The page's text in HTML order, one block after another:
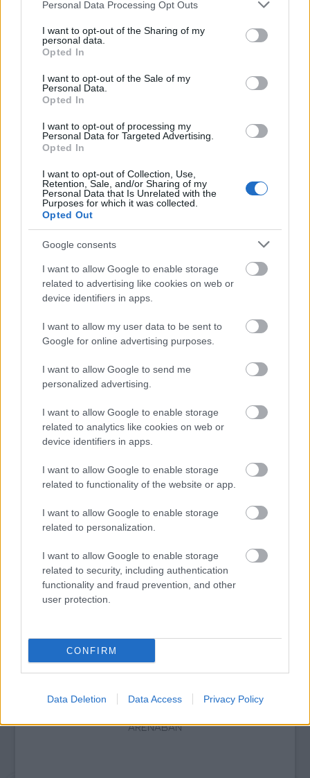
not limited to your visit or usage behaviour. You may click to
grant or deny consent to Google and its third-party tags to
use your data for below specified purposes in below Google
consent section.
Personal Data Processing Opt Outs
I want to opt-out of the Sharing of my
personal data.
Opted In
I want to opt-out of the Sale of my
Personal Data.
Opted In
I want to opt-out of processing my
Personal Data for Targeted Advertising.
Opted In
I want to opt-out of Collection, Use,
Retention, Sale, and/or Sharing of my
Personal Data that Is Unrelated with the
Purposes for which it was collected.
Opted Out
Google consents
I want to allow Google to enable storage
related to advertising like cookies on web or
device identifiers in apps.
I want to allow my user data to be sent to
Google for online advertising purposes.
I want to allow Google to send me
personalized advertising.
I want to allow Google to enable storage
related to analytics like cookies on web or
device identifiers in apps.
I want to allow Google to enable storage
related to functionality of the website or app.
I want to allow Google to enable storage
related to personalization.
I want to allow Google to enable storage
related to security, including authentication
functionality and fraud prevention, and other
user protection.
CONFIRM
Data Deletion Data Access Privacy Policy
tényt, hogy a Képes Krónikában említett
zsinagóga egykor valóban létezett. Az épület
közvetlenül a mai Fehérvári kapu mellett állt
valamikor a 13. században; a feltárás és a
dokumentáció után a zsinagógát
visszatemették, mivel napjainkban a Honvéd
Főparancsnokság előtti utcaszakasz húzódik
felette.
A Várgondnokság Közhasznú Nonprofit Kft. a
látogatók számára augusztus 3-tól
hétfőnként indít tárlatvezetéseket, melyekre
előzetesen amikve@varkertbazar.hu
e-mail
címen lehet jelentkezni.
Forrás: MTI
Budapest Turizmus Zsidóság Lavór
LÉTEZIK GYÓGYÍTÓ MÚZEUM?!
PÉTER BENCE HAZATÉR - A VILÁGSZTÁR
ZONGORISTA BUDAPESTEN MUTATJA BE
LEGÚJABB PRODUKCIÓJÁT
ARÉNÁBAN